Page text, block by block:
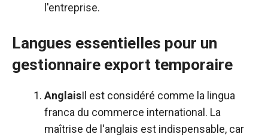
l'entreprise.
Langues essentielles pour un
gestionnaire export temporaire
AnglaisIl est considéré comme la lingua
franca du commerce international. La
maîtrise de l'anglais est indispensable, car